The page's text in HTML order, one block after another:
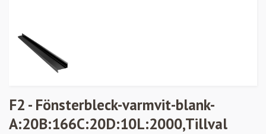
F2 - Fönsterbleck-varmvit-blank-
A:20B:166C:20D:10L:2000,Tillval